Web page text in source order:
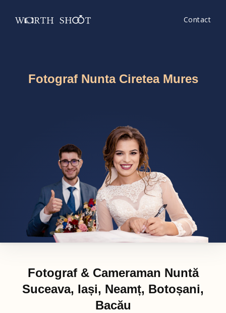
Contact
Fotograf Nunta Ciretea Mures
Fotograf & Cameraman Nuntă
Suceava, Iași, Neamț, Botoșani,
Bacău